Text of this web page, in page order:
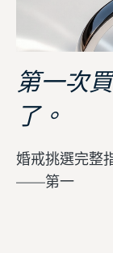
第一次
了。
婚戒挑選完整
——第一